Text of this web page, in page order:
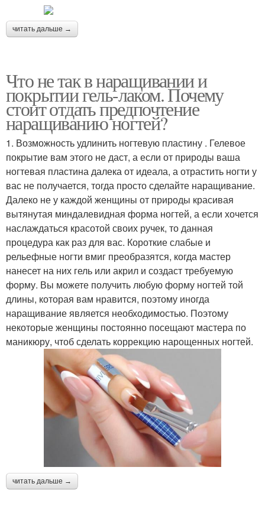
читать дальше →
Что не так в наращивании и
покрытии гель-лаком. Почему
стоит отдать предпочтение
наращиванию ногтей?
1. Возможность удлинить ногтевую пластину . Гелевое
покрытие вам этого не даст, а если от природы ваша
ногтевая пластина далека от идеала, а отрастить ногти у
вас не получается, тогда просто сделайте наращивание.
Далеко не у каждой женщины от природы красивая
вытянутая миндалевидная форма ногтей, а если хочется
наслаждаться красотой своих ручек, то данная
процедура как раз для вас. Короткие слабые и
рельефные ногти вмиг преобразятся, когда мастер
нанесет на них гель или акрил и создаст требуемую
форму. Вы можете получить любую форму ногтей той
длины, которая вам нравится, поэтому иногда
наращивание является необходимостью. Поэтому
некоторые женщины постоянно посещают мастера по
маникюру, чтоб сделать коррекцию нарощенных ногтей.
читать дальше →